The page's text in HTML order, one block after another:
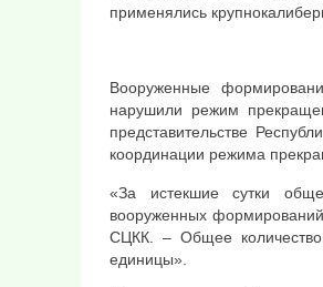
применялись
Вооруженные
нарушили режим
представительстве
координации режима
«За истекшие сутки
вооруженных
СЦКК. – Общее
единицы».